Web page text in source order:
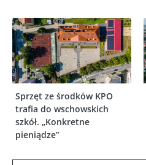
Sprzęt ze środków KPO
trafia do wschowskich
szkół. „Konkretne
pieniądze”